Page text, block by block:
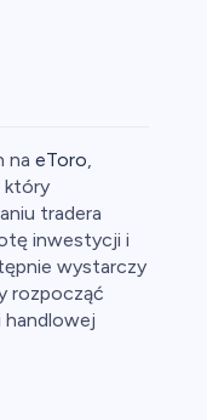
na eToro,
który
tradera
inwestycji i
wystarczy
rozpocząć
handlowej